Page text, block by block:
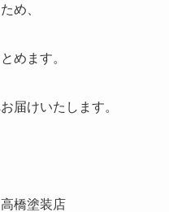
め、
めます。
届けいたします。
橋塗装店